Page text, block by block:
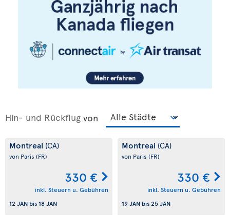
Hin- und Rückflug von
Montreal (CA)
von Paris (FR)
330 €
inkl. Steuern u. Gebühren
12 JAN bis 18 JAN
Montreal (CA)
von Paris (FR)
330 €
inkl. Steuern u. Gebühren
19 JAN bis25 JAN